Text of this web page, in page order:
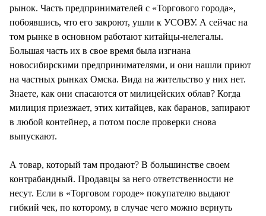
рынок. Часть предпринимателей с «Торгового города»,
побоявшись, что его закроют, ушли к УСОВУ. А сейчас на
том рынке в основном работают китайцы-нелегалы.
Большая часть их в свое время была изгнана
новосибирскими предпринимателями, и они нашли приют
на частных рынках Омска. Вида на жительство у них нет.
Знаете, как они спасаются от милицейских облав? Когда
милиция приезжает, этих китайцев, как баранов, запирают
в любой контейнер, а потом после проверки снова
выпускают.
А товар, который там продают? В большинстве своем
контрабандный. Продавцы за него ответственности не
несут. Если в «Торговом городе» покупателю выдают
гибкий чек, по которому, в случае чего можно вернуть